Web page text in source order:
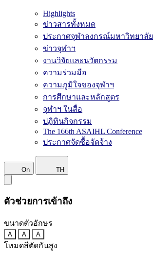
Highlights
ข่าวสารทั้งหมด
ประกาศจุฬาลงกรณ์มหาวิทยาลัย
ข่าวจุฬาฯ
งานวิจัยและนวัตกรรม
ความร่วมมือ
ความภูมิใจของจุฬาฯ
การศึกษาและหลักสูตร
จุฬาฯ ในสื่อ
ปฏิทินกิจกรรม
The 166th ASAIHL Conference
ประกาศจัดซื้อจัดจ้าง
On TH
ตัวช่วยการเข้าถึง
ขนาดตัวอักษร
A A A
โหมดสีตัดกันสูง